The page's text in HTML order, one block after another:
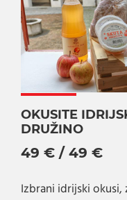
OKUSITE
DRUŽINO
49 € / 49 €
Izbrani idrijski